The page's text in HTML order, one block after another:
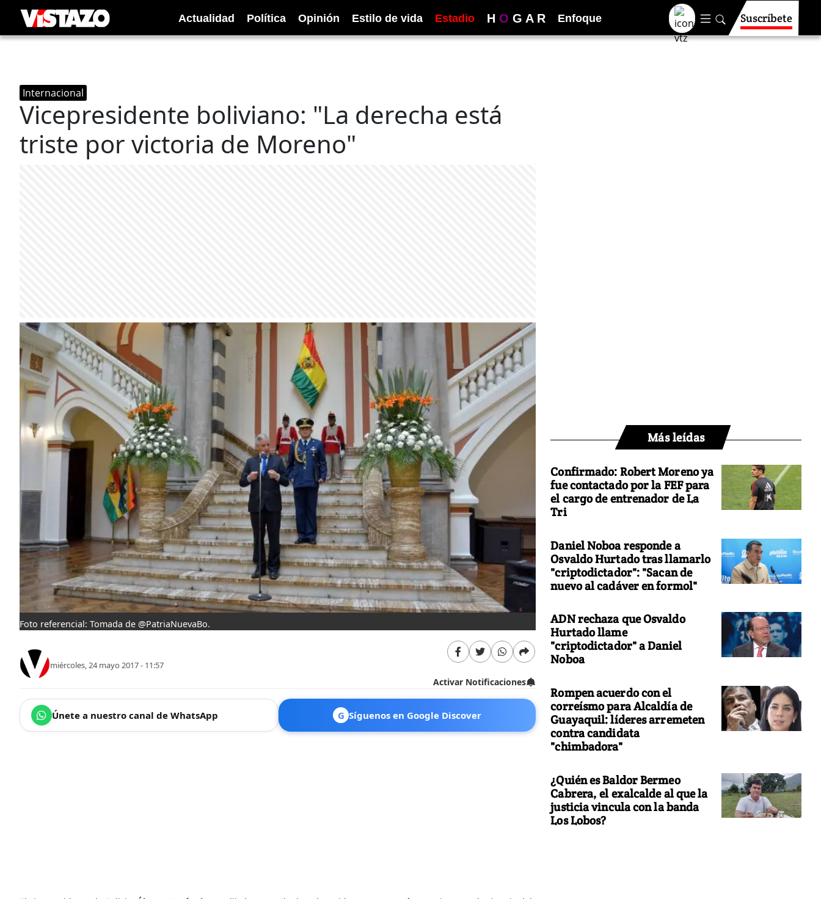
Actualidad Política Opinión Estilo de vida Estadio H O G A R Enfoque Suscríbete
Internacional
Vicepresidente boliviano: "La derecha está
triste por victoria de Moreno"
Foto referencial: Tomada de @PatriaNuevaBo.
miércoles, 24 mayo 2017 - 11:57
Activar Notificaciones
Únete a nuestro canal de WhatsApp G Síguenos en Google Discover
Más leídas
Confirmado: Robert Moreno ya
fue contactado por la FEF para
el cargo de entrenador de La
Tri
Daniel Noboa responde a
Osvaldo Hurtado tras llamarlo
"criptodictador": "Sacan de
nuevo al cadáver en formol"
ADN rechaza que Osvaldo
Hurtado llame
"criptodictador" a Daniel
Noboa
Rompen acuerdo con el
correísmo para Alcaldía de
Guayaquil: líderes arremeten
contra candidata
"chimbadora"
¿Quién es Baldor Bermeo
Cabrera, el exalcalde al que la
justicia vincula con la banda
Los Lobos?